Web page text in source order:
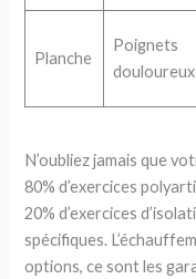
Planche
Poignets
douloureux
N’oubliez jamais que
80% d’exercices
20% d’exercices
spécifiques.
options, ce sont les